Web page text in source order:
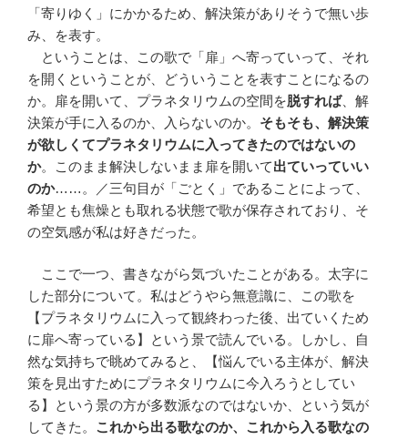
「寄りゆく」にかかるため、解決策がありそうで無い歩
み、を表す。
ということは、この歌で「扉」へ寄っていって、それ
を開くということが、どういうことを表すことになるの
か。扉を開いて、プラネタリウムの空間を脱すれば、解
決策が手に入るのか、入らないのか。 そもそも、解決策
が欲しくてプラネタリウムに入ってきたのではないの
か。このまま解決しないまま扉を開いて出ていっていい
のか……。／三句目が「ごとく」であることによって、
希望とも焦燥とも取れる状態で歌が保存されており、そ
の空気感が私は好きだった。
ここで一つ、書きながら気づいたことがある。太字に
した部分について。私はどうやら無意識に、この歌を
【プラネタリウムに入って観終わった後、出ていくため
に扉へ寄っている】という景で読んでいる。しかし、自
然な気持ちで眺めてみると、【悩んでいる主体が、解決
策を見出すためにプラネタリウムに今入ろうとしてい
る】という景の方が多数派なのではないか、という気が
してきた。 これから出る歌なのか、これから入る歌なの